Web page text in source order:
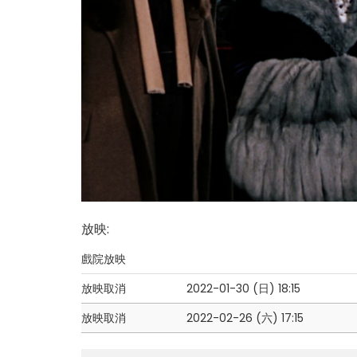
放映:
戲院放映
放映取消
2022-01-30 (日) 18:15
放映取消
2022-02-26 (六) 17:15